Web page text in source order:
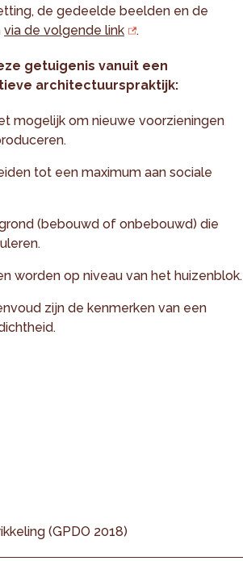
de gedeelde beelden en de
via de volgende link .
getuigenis vanuit een
architectuurspraktijk:
mogelijk om nieuwe voorzieningen
tot een maximum aan sociale
(bebouwd of onbebouwd) die
worden op niveau van het huizenblok.
zijn de kenmerken van een
(GPDO 2018)